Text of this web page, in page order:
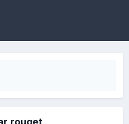
rouget